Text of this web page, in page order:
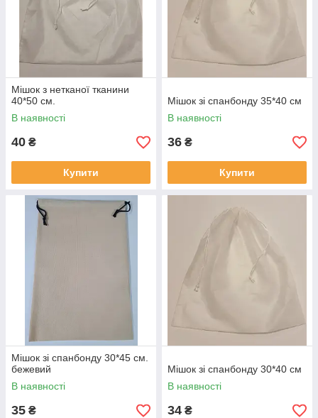
Мішок з нетканої тканини
40*50 см.
В наявності
40 ₴
Купити
Мішок зі спанбонду 35*40 см
В наявності
36 ₴
Купити
Мішок зі спанбонду 30*45 см.
бежевий
В наявності
35 ₴
Мішок зі спанбонду 30*40 см
В наявності
34 ₴